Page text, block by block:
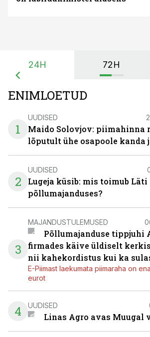
24H 72H
ENIMLOETUD
1
UUDISED
Maido Solovjov: piimahinna
lõputult ühe osapoole kanda
2
UUDISED
Lugeja küsib: mis toimub Läti
põllumajanduses?
3
MAJANDUSTULEMUSED
Põllumajanduse tippjuhi
firmades käive üldiselt
nii kahekordistus kui ka
E-Piimast laekumata piimaraha on
eurot
4 UUDISED
Linas Agro avas